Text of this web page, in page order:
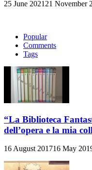
25 June 2021 21 November
Popular
Comments
Tags
“La Biblioteca
dell’opera e la mia
16 August 201716 May